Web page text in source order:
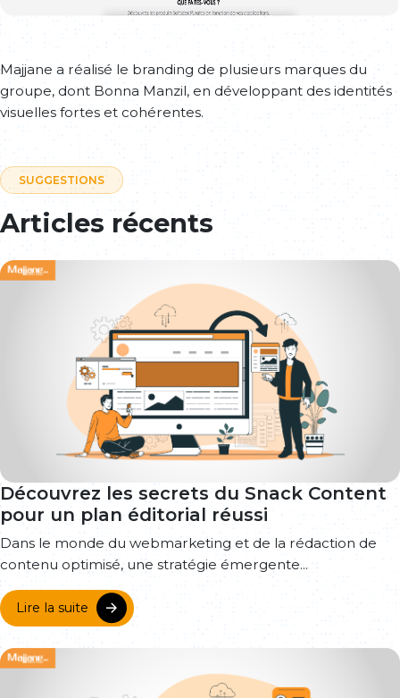
Majjane a réalisé le branding de plusieurs marques du
groupe, dont Bonna Manzil, en développant des identités
visuelles fortes et cohérentes.
SUGGESTIONS
Articles récents
Découvrez les secrets du Snack Content
pour un plan éditorial réussi
Dans le monde du webmarketing et de la rédaction de
contenu optimisé, une stratégie émergente...
Lire la suite